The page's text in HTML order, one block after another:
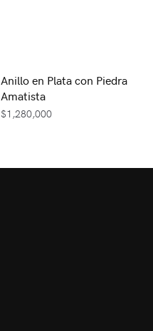
Anillo en Plata con Piedra
Amatista
$1,280,000